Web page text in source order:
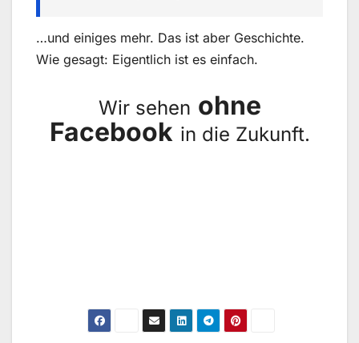
…und einiges mehr. Das ist aber Geschichte.
Wie gesagt: Eigentlich ist es einfach.
Wir sehen ohne
Facebook in die Zukunft.